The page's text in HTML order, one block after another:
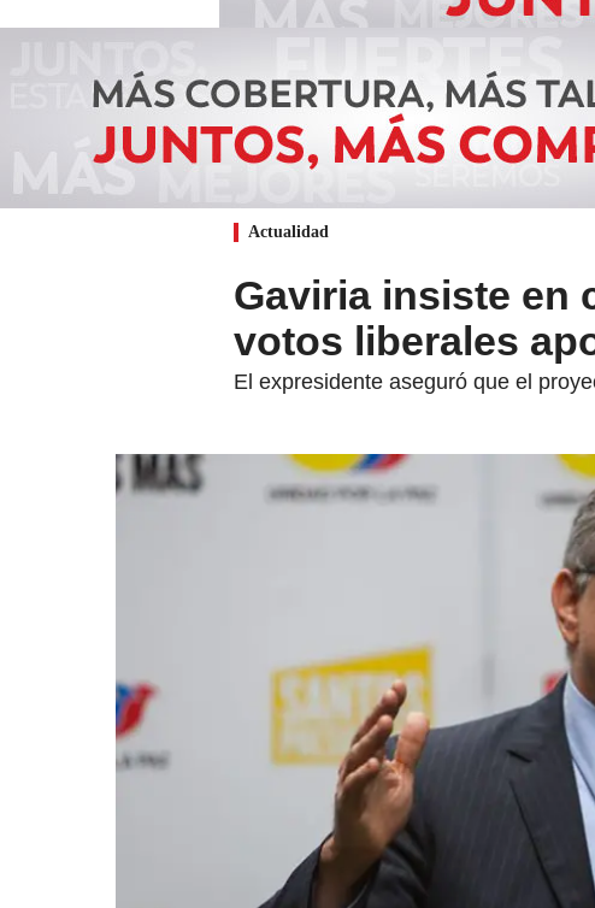
Actualidad
Gaviria insiste en
votos liberales
El expresidente aseguró que el